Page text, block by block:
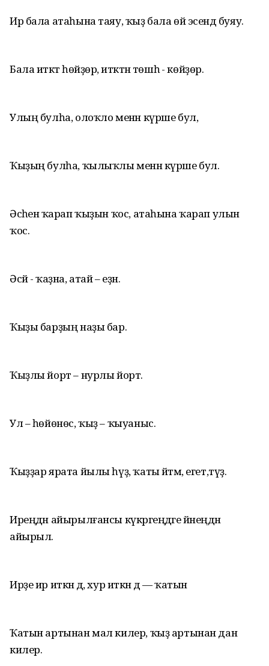
Ир бала атаһына таяу, ҡыҙ бала өй эсендә буяу.
Бала итәктә һөйҙөрә, итәктән төшһә - көйҙөрә.
Улың булһа, олоҡло менән күрше бул,
Ҡыҙың булһа, ҡылыҡлы менән күрше бул.
Әсәһенә ҡарап ҡыҙын ҡос, атаһына ҡарап улын
ҡос.
Әсәй - ҡаҙна, атай – еҙнә.
Ҡыҙы барҙың наҙы бар.
Ҡыҙлы йорт – нурлы йорт.
Ул – һөйөнөс, ҡыҙ – ҡыуаныс.
Ҡыҙҙар ярата йылы һүҙ, ҡаты әйтмә, егет,түҙ.
Иреңдән айырылғансы күкрәгеңдәге йәнеңдән
айырыл.
Ирҙе ир иткән дә, хур иткән дә — ҡатын
Ҡатын артынан мал килер, ҡыҙ артынан дан
килер.